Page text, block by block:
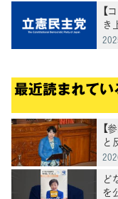
【
き
最近読まれて
【
と
ど
を